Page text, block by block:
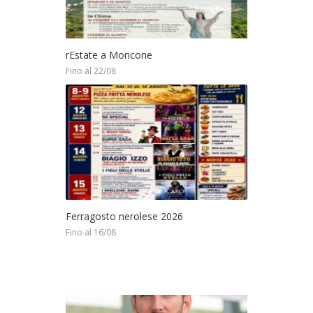
rEstate a Moricone
Fino al 22/08
Ferragosto nerolese 2026
Fino al 16/08